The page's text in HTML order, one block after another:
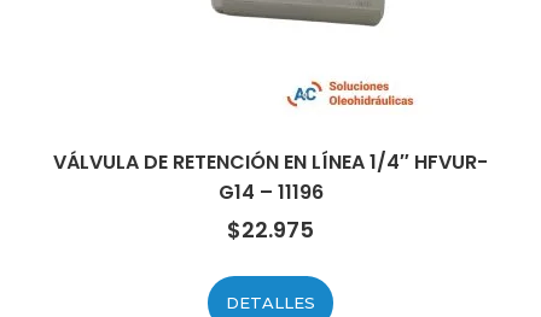
VÁLVULA DE RETENCIÓN EN LÍNEA 1/4″ HFVUR-
G14 – 11196
$22.975
DETALLES